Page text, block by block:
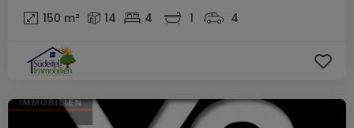
150 m² 14 4 1 4